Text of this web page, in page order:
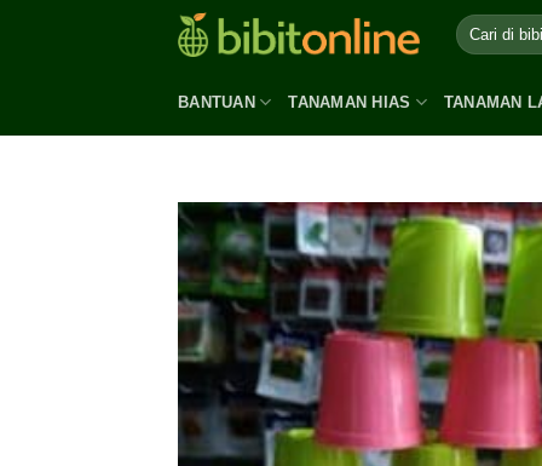
BANTUAN TANAMAN HIAS TANAMAN